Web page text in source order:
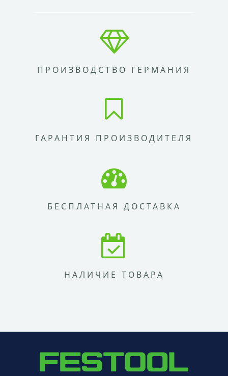
ПРОИЗВОДСТВО ГЕРМАНИЯ
ГАРАНТИЯ ПРОИЗВОДИТЕЛЯ
БЕСПЛАТНАЯ ДОСТАВКА
НАЛИЧИЕ ТОВАРА